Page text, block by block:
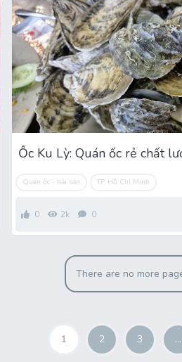
Quán ốc - hải sản TP. Hồ Chí Minh
0 2k 0
There are no more
1 2 3 …